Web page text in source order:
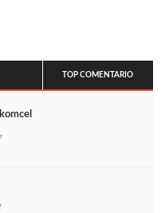
TOP COMENTARIO